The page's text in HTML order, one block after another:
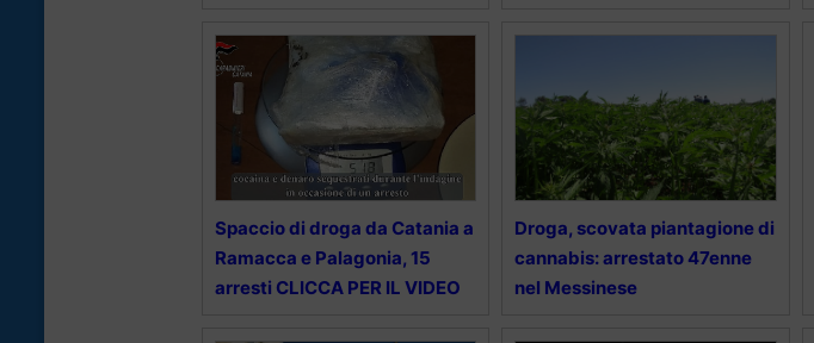
Spaccio di droga da Catania a
Ramacca e Palagonia, 15
arresti CLICCA PER IL VIDEO
Droga, scovata piantagione di
cannabis: arrestato 47enne
nel Messinese